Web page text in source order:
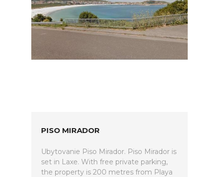
PISO MIRADOR
Ubytovanie Piso Mirador. Piso Mirador is
set in Laxe. With free private parking,
the property is 200 metres from Playa